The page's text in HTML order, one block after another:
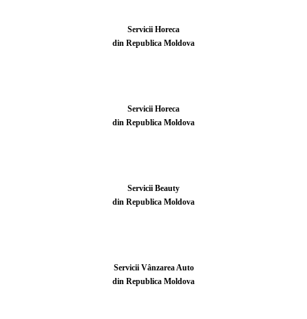
Servicii Horeca
din Republica Moldova
Servicii Horeca
din Republica Moldova
Servicii Beauty
din Republica Moldova
Servicii Vânzarea Auto
din Republica Moldova